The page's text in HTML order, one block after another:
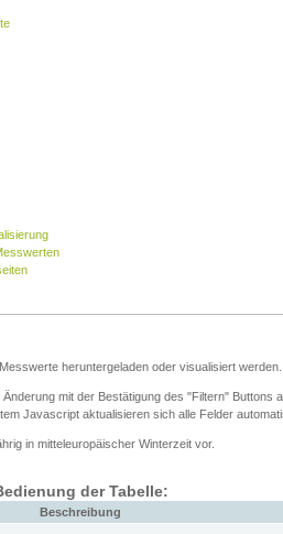
heruntergeladen oder visualisiert werden.
mit der Bestätigung des "Filtern" Buttons
Javascript aktualisieren sich alle Felder
in mitteleuropäischer Winterzeit vor.
der Tabelle:
Beschreibung